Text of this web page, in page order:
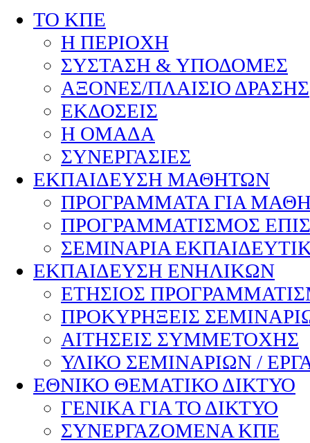
ΤΟ ΚΠΕ
Η ΠΕΡΙΟΧΗ
ΣΥΣΤΑΣΗ & ΥΠΟΔΟΜΕΣ
ΑΞΟΝΕΣ/ΠΛΑΙΣΙΟ ΔΡΑΣΗΣ
ΕΚΔΟΣΕΙΣ
Η ΟΜΑΔΑ
ΣΥΝΕΡΓΑΣΙΕΣ
ΕΚΠΑΙΔΕΥΣΗ ΜΑΘΗΤΩΝ
ΠΡΟΓΡΑΜΜΑΤΑ ΓΙΑ
ΠΡΟΓΡΑΜΜΑΤΙΣΜΟΣ
ΣΕΜΙΝΑΡΙΑ
ΕΚΠΑΙΔΕΥΣΗ ΕΝΗΛΙΚΩΝ
ΕΤΗΣΙΟΣ
ΠΡΟΚΥΡΗΞΕΙΣ
ΑΙΤΗΣΕΙΣ ΣΥΜΜΕΤΟΧΗΣ
ΥΛΙΚΟ ΣΕΜΙΝΑΡΙΩΝ /
ΕΘΝΙΚΟ ΘΕΜΑΤΙΚΟ ΔΙΚΤΥΟ
ΓΕΝΙΚΑ ΓΙΑ ΤΟ ΔΙΚΤΥΟ
ΣΥΝΕΡΓΑΖΟΜΕΝΑ ΚΠΕ